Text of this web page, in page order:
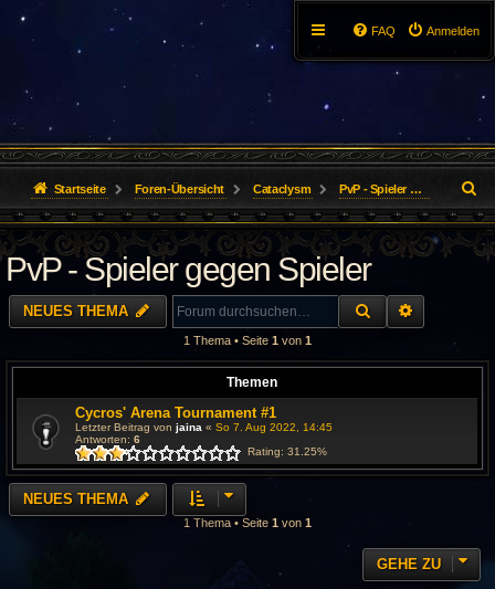
Anmelden
FAQ
Startseite Foren-Übersicht Cataclysm PvP - Spieler gegen Spieler
u
c
PvP - Spieler gegen Spieler
NEUES THEMA SUCHE
1 Thema • Seite 1 von 1
Themen
Cycros' Arena Tournament #1
Letzter Beitrag von jaina « So 7. Aug 2022, 14:45
Antworten: 6
Rating: 31.25%
NEUES THEMA
1 Thema • Seite 1 von 1
GEHE ZU